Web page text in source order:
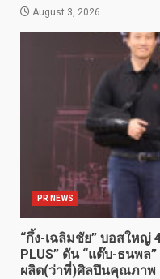
August 3, 2026
PR NEWS
“กึ้ง-เฉลิมชัย” บอสใหญ่
PLUS” ดัน “แต๊บ-ธนพล
ผลิต(ว่าที่)ศิลปินคุณภาพ